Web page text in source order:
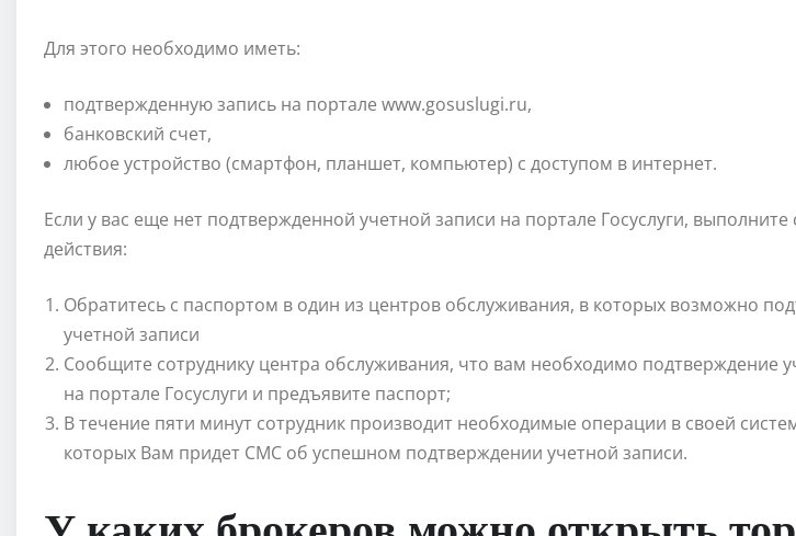
Для этого необходимо иметь:
подтвержденную запись на портале www.gosuslugi.ru,
банковский счет,
любое устройство (смартфон, планшет, компьютер) с доступом в интернет.
Если у вас еще нет подтвержденной учетной записи на портале Госуслуги,
действия:
Обратитесь с паспортом в один из центров обслуживания, в которых возможно
учетной записи
Сообщите сотруднику центра обслуживания, что вам необходимо подтверждение
на портале Госуслуги и предъявите паспорт;
В течение пяти минут сотрудник производит необходимые операции в своей
которых Вам придет СМС об успешном подтверждении учетной записи.